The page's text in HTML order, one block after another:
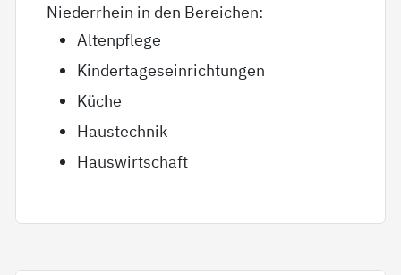
Niederrhein in den Bereichen:
Altenpflege
Kindertageseinrichtungen
Küche
Haustechnik
Hauswirtschaft